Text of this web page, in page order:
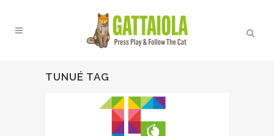
TUNUÉ TAG